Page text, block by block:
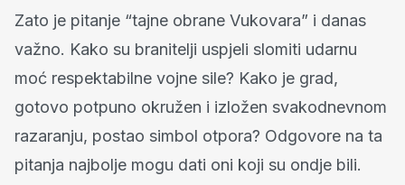
Zato je pitanje “tajne obrane Vukovara” i danas
važno. Kako su branitelji uspjeli slomiti udarnu
moć respektabilne vojne sile? Kako je grad,
gotovo potpuno okružen i izložen svakodnevnom
razaranju, postao simbol otpora? Odgovore na ta
pitanja najbolje mogu dati oni koji su ondje bili.